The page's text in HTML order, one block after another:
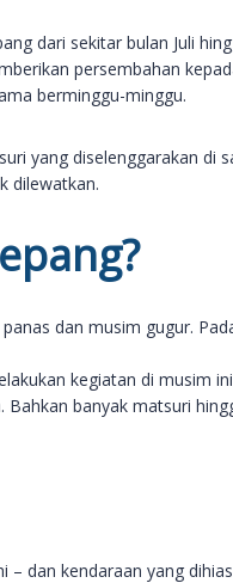
dari sekitar bulan Juli
persembahan
berminggu-minggu.
yang diselenggarakan di
dilewatkan.
dan musim gugur.
kegiatan di musim
banyak matsuri
– dan kendaraan yang dihias